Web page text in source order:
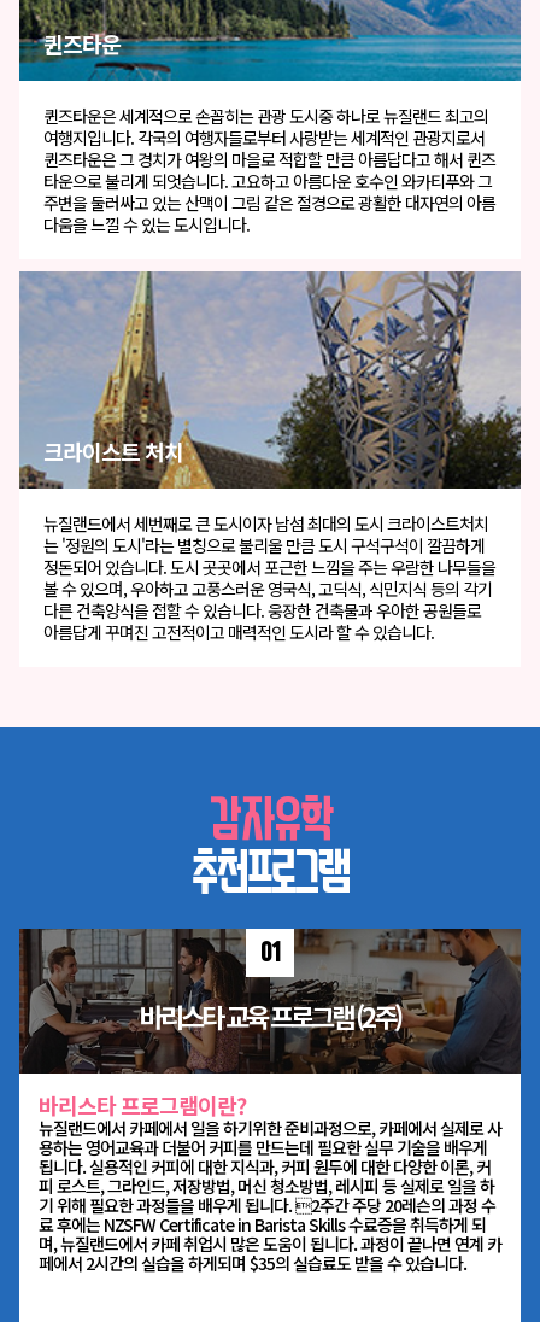
퀸즈타운
퀸즈타운은 세계적으로 손꼽히는 관광 도시중 하나로 뉴질랜드 최고의
여행지입니다. 각국의 여행자들로부터 사랑받는 세계적인 관광지로서
퀸즈타운은 그 경치가 여왕의 마을로 적합할 만큼 아름답다고 해서 퀸즈
타운으로 불리게 되엇습니다. 고요하고 아름다운 호수인 와카티푸와 그
주변을 둘러싸고 있는 산맥이 그림 같은 절경으로 광활한 대자연의 아름
다움을 느낄 수 있는 도시입니다.
크라이스트 처치
뉴질랜드에서 세번째로 큰 도시이자 남섬 최대의 도시 크라이스트처치
는 '정원의 도시'라는 별칭으로 불리울 만큼 도시 구석구석이 깔끔하게
정돈되어 있습니다. 도시 곳곳에서 포근한 느낌을 주는 우람한 나무들을
볼 수 있으며, 우아하고 고풍스러운 영국식, 고딕식, 식민지식 등의 각기
다른 건축양식을 접할 수 있습니다. 웅장한 건축물과 우아한 공원들로
아름답게 꾸며진 고전적이고 매력적인 도시라 할 수 있습니다.
감자유학
추천프로그램
01
바리스타 교육 프로그램 (2주)
바리스타 프로그램이란?
뉴질랜드에서 카페에서 일을 하기위한 준비과정으로, 카페에서 실제로 사
용하는 영어교육과 더불어 커피를 만드는데 필요한 실무 기술을 배우게
됩니다. 실용적인 커피에 대한 지식과, 커피 원두에 대한 다양한 이론, 커
피 로스트, 그라인드, 저장방법, 머신 청소방법, 레시피 등 실제로 일을 하
기 위해 필요한 과정들을 배우게 됩니다. 2주간 주당 20레슨의 과정 수
료 후에는 NZSFW Certificate in Barista Skills 수료증을 취득하게 되
며, 뉴질랜드에서 카페 취업시 많은 도움이 됩니다. 과정이 끝나면 연계 카
페에서 2시간의 실습을 하게되며 $35의 실습료도 받을 수 있습니다.